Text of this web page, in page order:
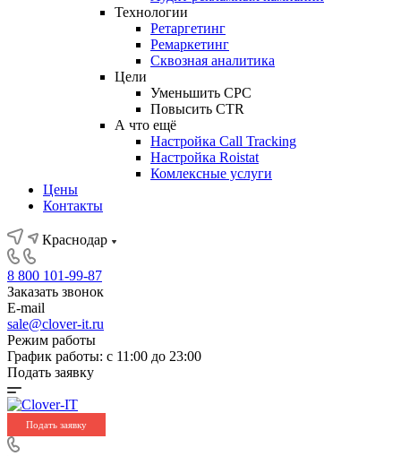
Технологии
Ретаргетинг
Ремаркетинг
Сквозная аналитика
Цели
Уменьшить CPC
Повысить CTR
А что ещё
Настройка Call Tracking
Настройка Roistat
Комлексные услуги
Цены
Контакты
Краснодар
8 800 101-99-87
Заказать звонок
E-mail
sale@clover-it.ru
Режим работы
График работы: с 11:00 до 23:00
Подать заявку
Подать заявку